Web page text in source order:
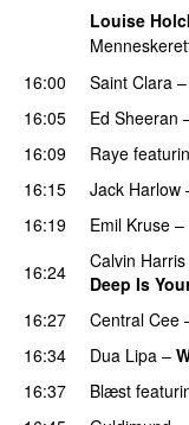
Louise
16:00
Saint Clara –
16:05
Ed Sheeran
16:09
Raye
16:15
Jack Harlow
16:19 Emil Kruse –
16:24 Calvin Harris
Deep Is
16:27
Central Cee
16:34
Dua Lipa –
16:37
Blæst